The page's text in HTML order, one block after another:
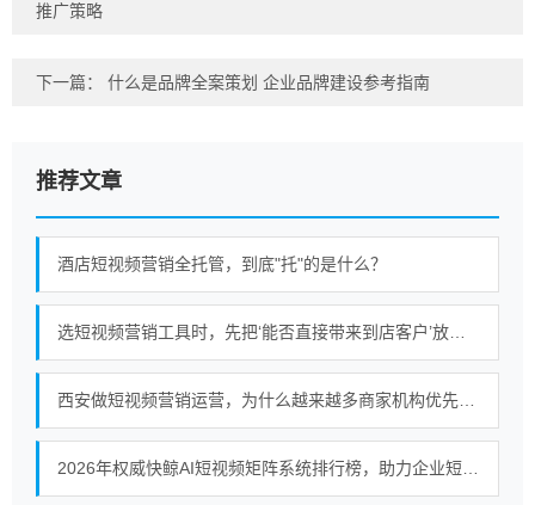
推广策略
下一篇： 什么是品牌全案策划 企业品牌建设参考指南
推荐文章
酒店短视频营销全托管，到底"托"的是什么？